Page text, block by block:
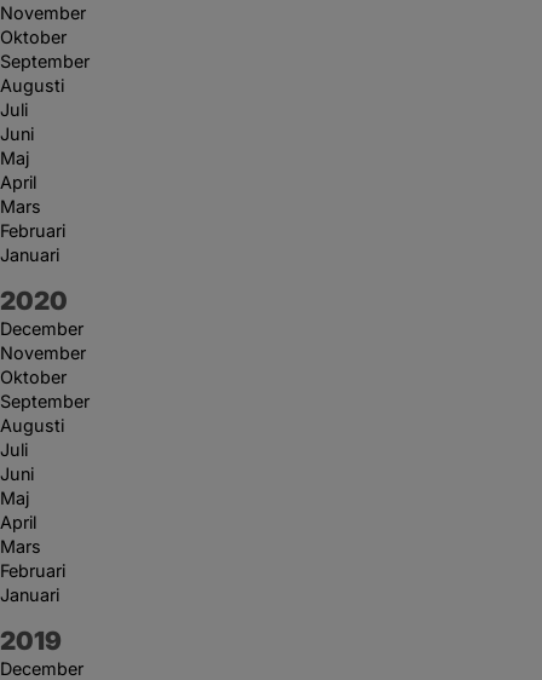
November
Oktober
September
Augusti
Juli
Juni
Maj
April
Mars
Februari
Januari
År:
2020
December
November
Oktober
September
Augusti
Juli
Juni
Maj
April
Mars
Februari
Januari
År:
2019
December